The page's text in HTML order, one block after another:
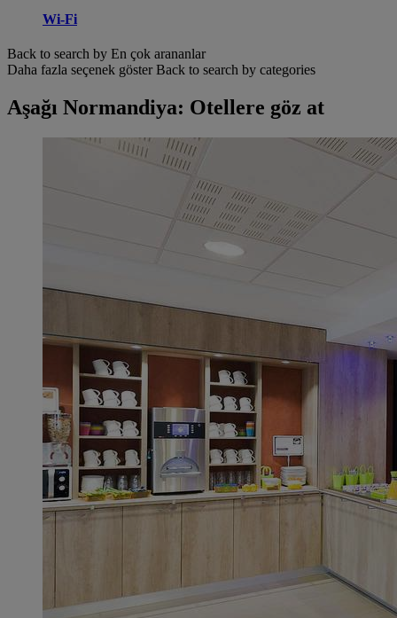
Wi-Fi
Back to search by En çok arananlar
Daha fazla seçenek göster Back to search by categories
Aşağı Normandiya: Otellere göz at